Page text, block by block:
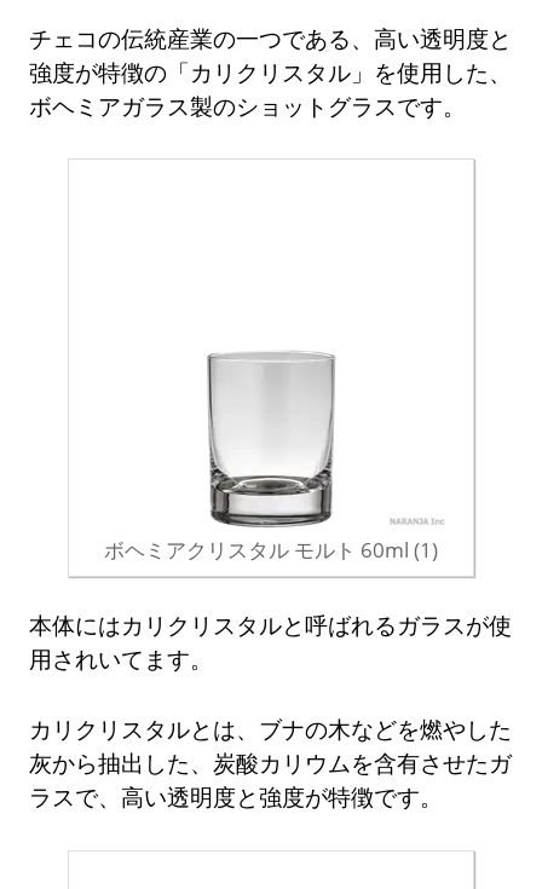
チェコの伝統産業の一つである、高い透明度と
強度が特徴の「カリクリスタル」を使用した、
ボヘミアガラス製のショットグラスです。
ボヘミアクリスタル モルト 60ml (1)
本体にはカリクリスタルと呼ばれるガラスが使
用されいてます。
カリクリスタルとは、ブナの木などを燃やした
灰から抽出した、炭酸カリウムを含有させたガ
ラスで、高い透明度と強度が特徴です。